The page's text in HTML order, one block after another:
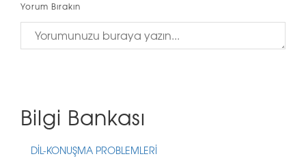
Yorum Bırakın
Bilgi Bankası
DİL-KONUŞMA PROBLEMLERİ